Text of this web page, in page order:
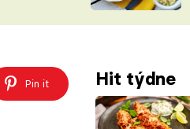
ŠÉFREDAKTORKY
ČASOPIS
Pin it Hit týdne